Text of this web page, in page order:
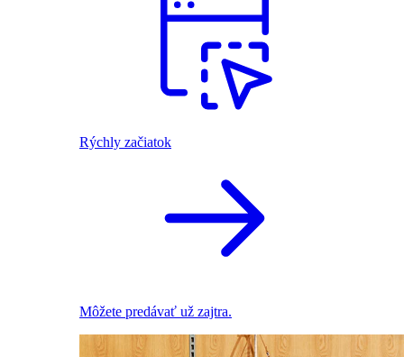
Rýchly začiatok
Môžete predávať už zajtra.